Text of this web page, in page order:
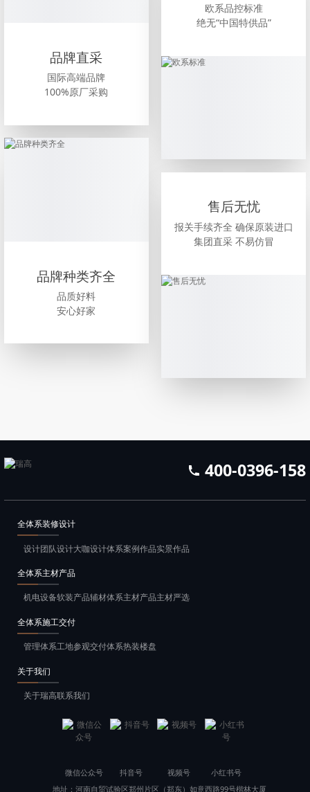
品牌直采
国际高端品牌
100%原厂采购
欧系品控标准
绝无“中国特供品”
品牌种类齐全
品质好料
安心好家
售后无忧
报关手续齐全 确保原装进口
集团直采 不易仿冒
400-0396-158
全体系装修设计
设计团队设计大咖设计体系案例作品实景作品
全体系主材产品
机电设备软装产品辅材体系主材产品主材严选
全体系施工交付
管理体系工地参观交付体系热装楼盘
关于我们
关于瑞高联系我们
微信公众号 抖音号 视频号
小红书号
地址： 河南自贸试验区郑州片区（郑东）如意西路99号楷林大厦